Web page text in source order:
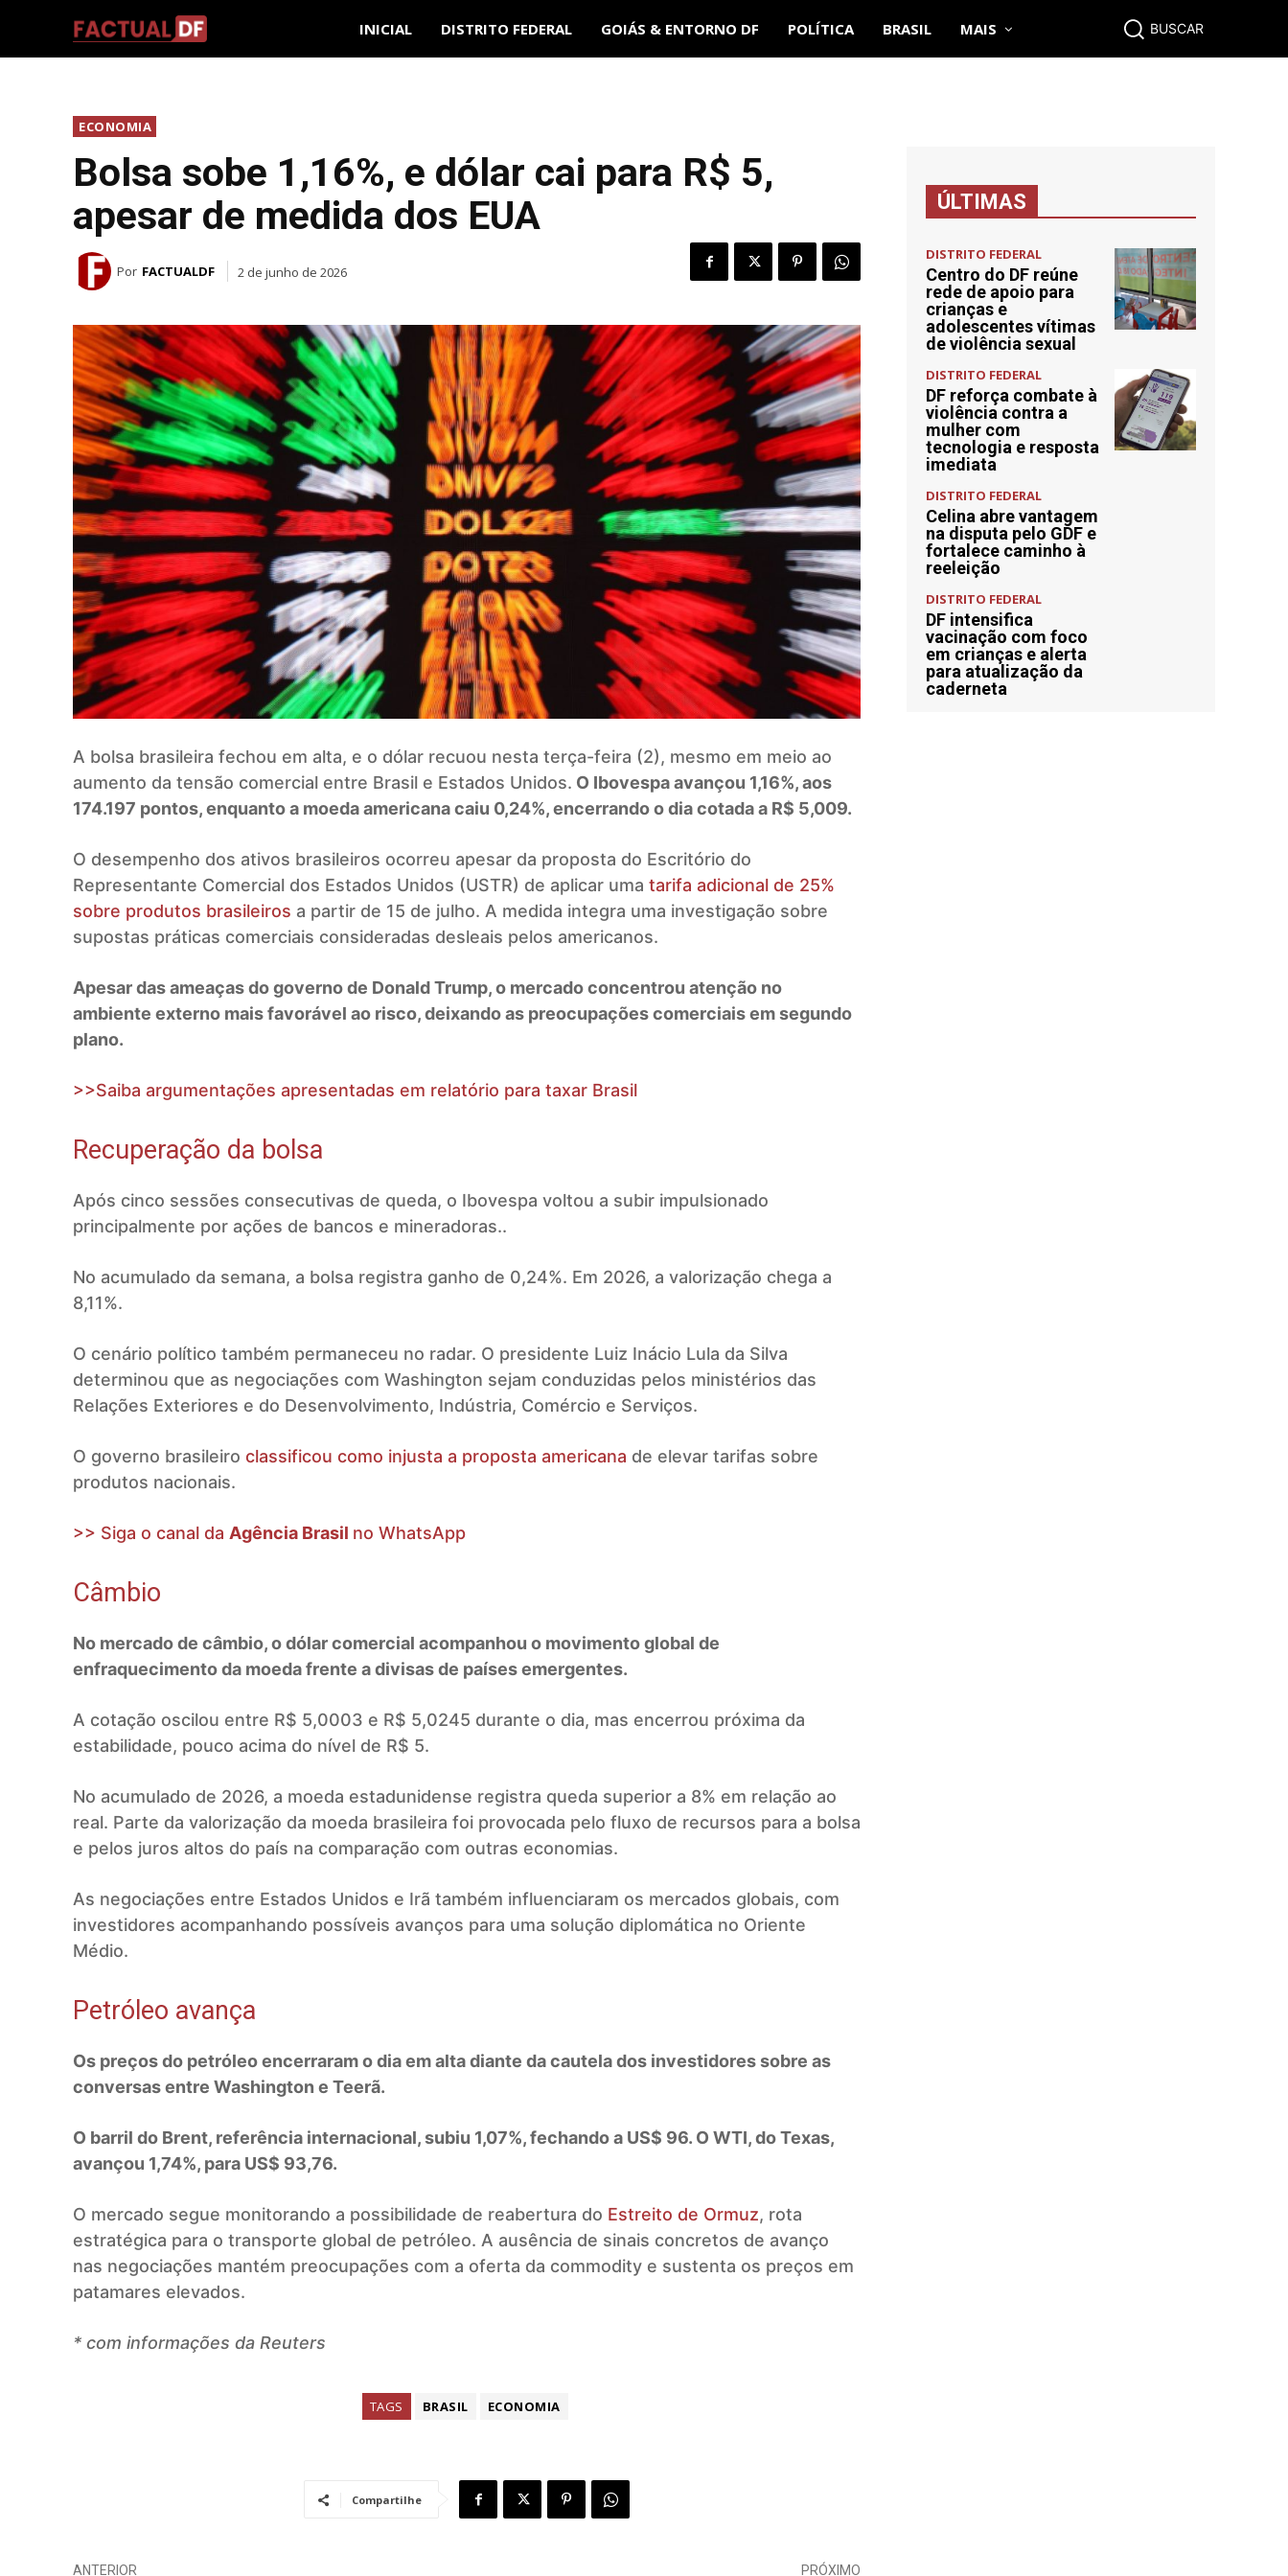
INICIAL DISTRITO FEDERAL GOIÁS & ENTORNO DF POLÍTICA BRASIL MAIS BUSCAR
ECONOMIA
Bolsa sobe 1,16%, e dólar cai para R$ 5,
apesar de medida dos EUA
Por FACTUALDF 2 de junho de 2026
A bolsa brasileira fechou em alta, e o dólar recuou nesta terça-feira (2), mesmo em meio ao
aumento da tensão comercial entre Brasil e Estados Unidos. O Ibovespa avançou 1,16%, aos
174.197 pontos, enquanto a moeda americana caiu 0,24%, encerrando o dia cotada a R$ 5,009.
O desempenho dos ativos brasileiros ocorreu apesar da proposta do Escritório do
Representante Comercial dos Estados Unidos (USTR) de aplicar uma tarifa adicional de 25%
sobre produtos brasileiros a partir de 15 de julho. A medida integra uma investigação sobre
supostas práticas comerciais consideradas desleais pelos americanos.
Apesar das ameaças do governo de Donald Trump, o mercado concentrou atenção no
ambiente externo mais favorável ao risco, deixando as preocupações comerciais em segundo
plano.
>>Saiba argumentações apresentadas em relatório para taxar Brasil
Recuperação da bolsa
Após cinco sessões consecutivas de queda, o Ibovespa voltou a subir impulsionado
principalmente por ações de bancos e mineradoras..
No acumulado da semana, a bolsa registra ganho de 0,24%. Em 2026, a valorização chega a
8,11%.
O cenário político também permaneceu no radar. O presidente Luiz Inácio Lula da Silva
determinou que as negociações com Washington sejam conduzidas pelos ministérios das
Relações Exteriores e do Desenvolvimento, Indústria, Comércio e Serviços.
O governo brasileiro classificou como injusta a proposta americana de elevar tarifas sobre
produtos nacionais.
>> Siga o canal da Agência Brasil no WhatsApp
Câmbio
No mercado de câmbio, o dólar comercial acompanhou o movimento global de
enfraquecimento da moeda frente a divisas de países emergentes.
A cotação oscilou entre R$ 5,0003 e R$ 5,0245 durante o dia, mas encerrou próxima da
estabilidade, pouco acima do nível de R$ 5.
No acumulado de 2026, a moeda estadunidense registra queda superior a 8% em relação ao
real. Parte da valorização da moeda brasileira foi provocada pelo fluxo de recursos para a bolsa
e pelos juros altos do país na comparação com outras economias.
As negociações entre Estados Unidos e Irã também influenciaram os mercados globais, com
investidores acompanhando possíveis avanços para uma solução diplomática no Oriente
Médio.
Petróleo avança
Os preços do petróleo encerraram o dia em alta diante da cautela dos investidores sobre as
conversas entre Washington e Teerã.
O barril do Brent, referência internacional, subiu 1,07%, fechando a US$ 96. O WTI, do Texas,
avançou 1,74%, para US$ 93,76.
O mercado segue monitorando a possibilidade de reabertura do Estreito de Ormuz, rota
estratégica para o transporte global de petróleo. A ausência de sinais concretos de avanço
nas negociações mantém preocupações com a oferta da commodity e sustenta os preços em
patamares elevados.
* com informações da Reuters
TAGS BRASIL ECONOMIA
Compartilhe
ANTERIOR PRÓXIMO
ÚLTIMAS
DISTRITO FEDERAL
Centro do DF reúne
rede de apoio para
crianças e
adolescentes vítimas
de violência sexual
DISTRITO FEDERAL
DF reforça combate à
violência contra a
mulher com
tecnologia e resposta
imediata
DISTRITO FEDERAL
Celina abre vantagem
na disputa pelo GDF e
fortalece caminho à
reeleição
DISTRITO FEDERAL
DF intensifica
vacinação com foco
em crianças e alerta
para atualização da
caderneta